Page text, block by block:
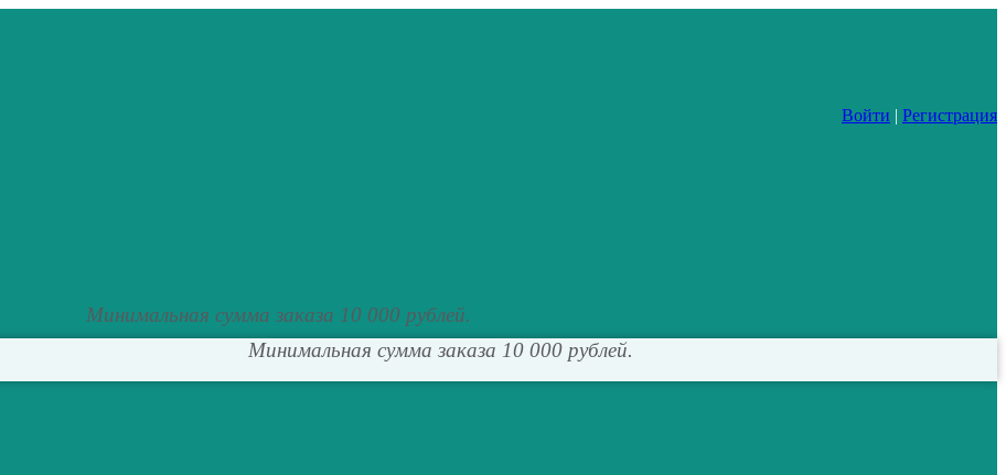
Войти | Регистрация
Минимальная сумма заказа 10 000 рублей.
Минимальная сумма заказа 10 000 рублей.